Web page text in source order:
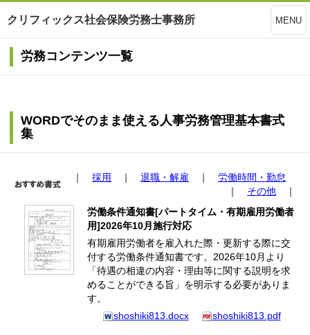
クリフィックス社会保険労務士事務所 MENU
労務コンテンツ一覧
WORDでそのまま使える人事労務管理基本書式
集
｜ 採用 ｜ 退職・解雇 ｜ 労働時間・勤怠
｜ その他 ｜
労働条件通知書[パートタイム・有期雇用労働者
用]2026年10月施行対応
有期雇用労働者を雇入れた際・更新する際に交
付する労働条件通知書です。2026年10月より
「待遇の相違の内容・理由等に関する説明を求
めることができる旨」を明示する必要がありま
す。
shoshiki813.docx
shoshiki813.pdf